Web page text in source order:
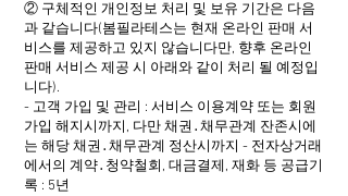
② 구체적인 개인정보 처리 및 보유 기간은 다음
과 같습니다(봄필라테스는 현재 온라인 판매 서
비스를 제공하고 있지 않습니다만, 향후 온라인
판매 서비스 제공 시 아래와 같이 처리 될 예정입
니다).
- 고객 가입 및 관리 : 서비스 이용계약 또는 회원
가입 해지시까지, 다만 채권․채무관계 잔존시에
는 해당 채권․채무관계 정산시까지 - 전자상거래
에서의 계약․청약철회, 대금결제, 재화 등 공급기
록 : 5년